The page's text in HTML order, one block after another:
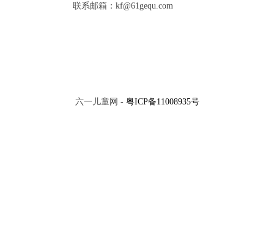
联系邮箱：kf@61gequ.com
六一儿童网 - 粤ICP备11008935号